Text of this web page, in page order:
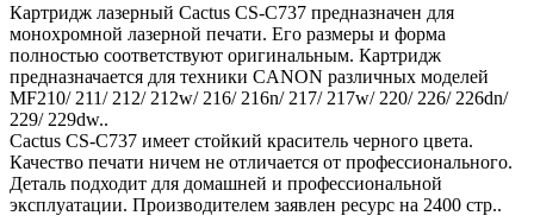
Картридж лазерный Cactus CS-C737 предназначен для
монохромной лазерной печати. Его размеры и форма
полностью соответствуют оригинальным. Картридж
предназначается для техники CANON различных моделей
MF210/ 211/ 212/ 212w/ 216/ 216n/ 217/ 217w/ 220/ 226/ 226dn/
229/ 229dw..
Cactus CS-C737 имеет стойкий краситель черного цвета.
Качество печати ничем не отличается от профессионального.
Деталь подходит для домашней и профессиональной
эксплуатации. Производителем заявлен ресурс на 2400 стр..